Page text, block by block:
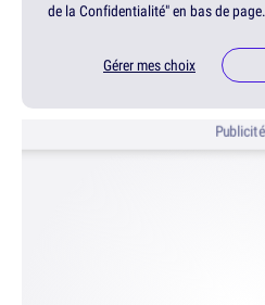
de la Confidentialité" en bas de page.
Gérer mes choix
Publicité